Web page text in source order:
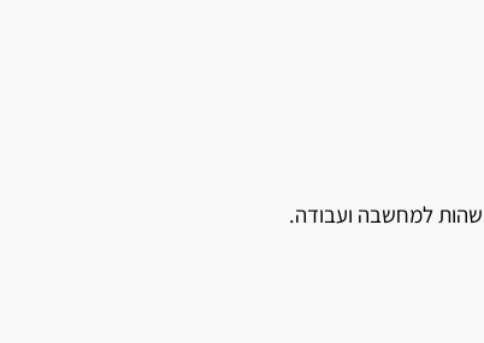
למחשבה ועבודה.